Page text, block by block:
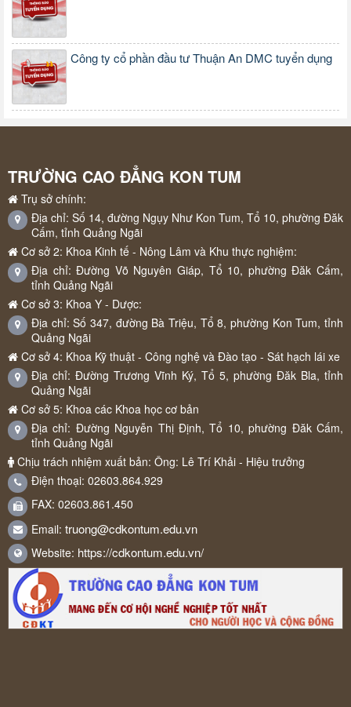
Công ty cổ phần đầu tư Thuận An DMC tuyển dụng
TRƯỜNG CAO ĐẲNG KON TUM
Trụ sở chính:
Địa chỉ: Số 14, đường Ngụy Như Kon Tum, Tổ 10, phường Đăk
Cấm, tỉnh Quảng Ngãi
Cơ sở 2: Khoa Kinh tế - Nông Lâm và Khu thực nghiệm:
Địa chỉ: Đường Võ Nguyên Giáp, Tổ 10, phường Đăk Cấm,
tỉnh Quảng Ngãi
Cơ sở 3: Khoa Y - Dược:
Địa chỉ: Số 347, đường Bà Triệu, Tổ 8, phường Kon Tum, tỉnh
Quảng Ngãi
Cơ sở 4: Khoa Kỹ thuật - Công nghệ và Đào tạo - Sát hạch lái xe
Địa chỉ: Đường Trương Vĩnh Ký, Tổ 5, phường Đăk Bla, tỉnh
Quảng Ngãi
Cơ sở 5: Khoa các Khoa học cơ bản
Địa chỉ: Đường Nguyễn Thị Định, Tổ 10, phường Đăk Cấm,
tỉnh Quảng Ngãi
Chịu trách nhiệm xuất bản: Ông: Lê Trí Khải - Hiệu trưởng
Điện thoại: 02603.864.929
FAX: 02603.861.450
Email: truong@cdkontum.edu.vn
Website: https://cdkontum.edu.vn/